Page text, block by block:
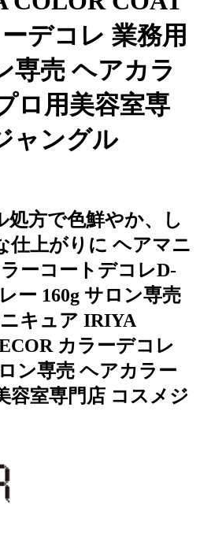
デコレ 業務用
専売 ヘアカラ
ロ用美容室専
ャングル
処方で色鮮やか、し
仕上がりに ヘアマニ
ーコートデコレD-
ー 160g サロン専売
キュア IRIYA
カラーデコレ
ン専売 ヘアカラー
容室専門店 コスメジ